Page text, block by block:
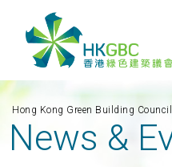
Hong Kong Green Building Council
News &